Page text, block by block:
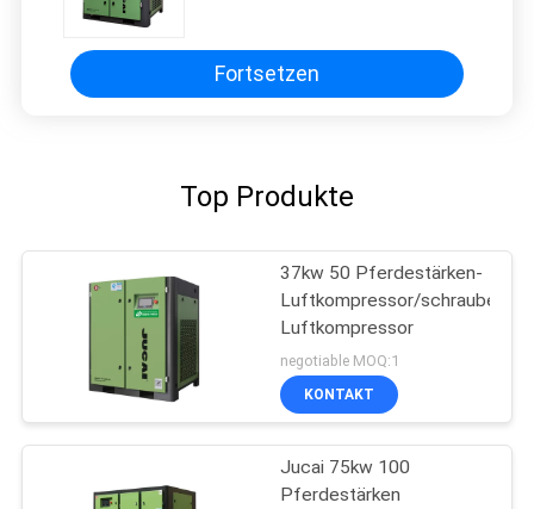
Fortsetzen
Top Produkte
37kw 50 Pferdestärken-
Luftkompressor/
Luftkompressor
negotiable MOQ:1
KONTAKT
Jucai 75kw 100
Pferdestärken